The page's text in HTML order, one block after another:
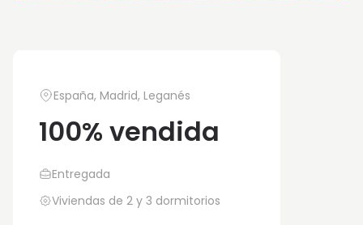
España, Madrid, Leganés
100% vendida
Entregada
Viviendas de 2 y 3 dormitorios